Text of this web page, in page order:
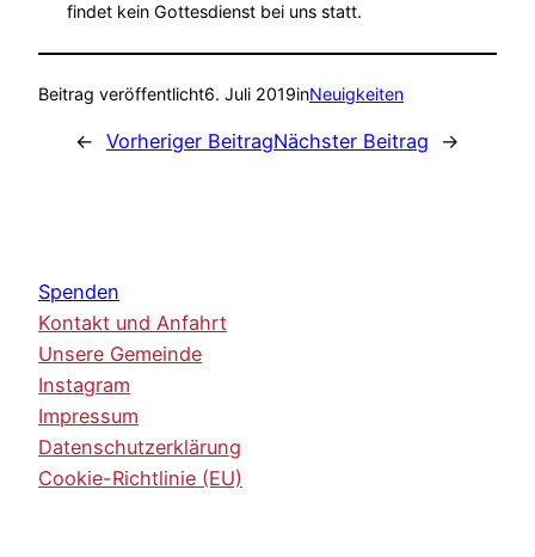
findet kein Gottesdienst bei uns statt.
Beitrag veröffentlicht6. Juli 2019inNeuigkeiten
← Vorheriger BeitragNächster Beitrag →
Spenden
Kontakt und Anfahrt
Unsere Gemeinde
Instagram
Impressum
Datenschutzerklärung
Cookie-Richtlinie (EU)